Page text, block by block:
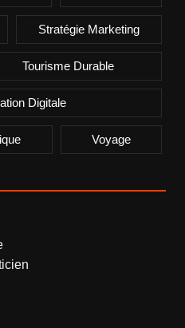
Stratégie Marketing
Tourisme Durable
Digitale
Voyage